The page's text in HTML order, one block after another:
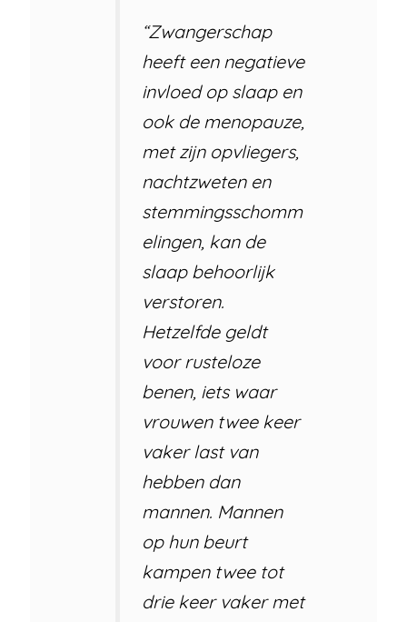
“Zwangerschap
heeft een negatieve
invloed op slaap en
ook de menopauze,
met zijn opvliegers,
nachtzweten en
stemmingsschomm
elingen, kan de
slaap behoorlijk
verstoren.
Hetzelfde geldt
voor rusteloze
benen, iets waar
vrouwen twee keer
vaker last van
hebben dan
mannen. Mannen
op hun beurt
kampen twee tot
drie keer vaker met